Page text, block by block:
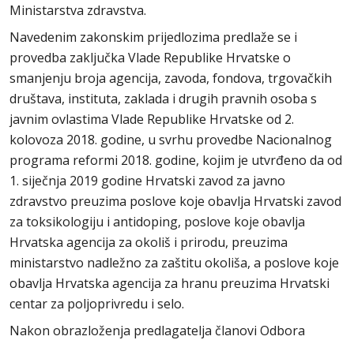
Ministarstva zdravstva.
Navedenim zakonskim prijedlozima predlaže se i
provedba zaključka Vlade Republike Hrvatske o
smanjenju broja agencija, zavoda, fondova, trgovačkih
društava, instituta, zaklada i drugih pravnih osoba s
javnim ovlastima Vlade Republike Hrvatske od 2.
kolovoza 2018. godine, u svrhu provedbe Nacionalnog
programa reformi 2018. godine, kojim je utvrđeno da od
1. siječnja 2019 godine Hrvatski zavod za javno
zdravstvo preuzima poslove koje obavlja Hrvatski zavod
za toksikologiju i antidoping, poslove koje obavlja
Hrvatska agencija za okoliš i prirodu, preuzima
ministarstvo nadležno za zaštitu okoliša, a poslove koje
obavlja Hrvatska agencija za hranu preuzima Hrvatski
centar za poljoprivredu i selo.
Nakon obrazloženja predlagatelja članovi Odbora